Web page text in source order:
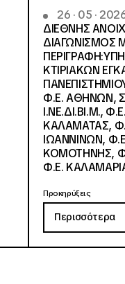
26 · 05 ·
ΔΙΕΘΝΗΣ
ΔΙΑΓΩΝΙΣΜΟΣ
ΚΤΙΡΙΑΚΩΝ
Φ.Ε. ΑΘΗΝΩΝ,
Ι.ΝΕ.ΔΙ.ΒΙ.Μ.,
ΚΑΛΑΜΑΤΑΣ,
ΙΩΑΝΝΙΝΩΝ,
ΚΟΜΟΤΗΝΗΣ,
Φ.Ε.
Προκηρύξεις
Περισσότερα